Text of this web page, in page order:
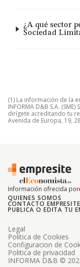
¿A qué sector
Sociedad
(1) La información de la
INFORMA D&B S.A.
dirígete acreditando tu
Avenida de Europa, 19,
Información ofrecida por
QUIENES SOMOS
CONTACTO EMPRESITE
PUBLICA O EDITA TU
INFORMA D&B ©
Legal
Politica de Cookies
Configuracion de
Politica de privacidad